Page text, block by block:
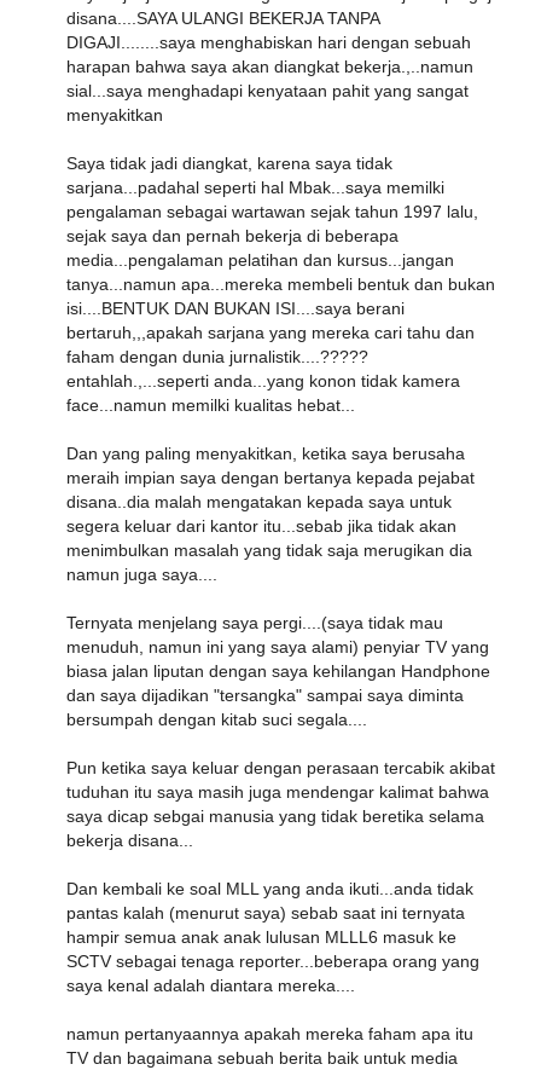
disana....SAYA ULANGI BEKERJA TANPA
DIGAJI........saya menghabiskan hari dengan sebuah
harapan bahwa saya akan diangkat bekerja.,..namun
sial...saya menghadapi kenyataan pahit yang sangat
menyakitkan
Saya tidak jadi diangkat, karena saya tidak
sarjana...padahal seperti hal Mbak...saya memilki
pengalaman sebagai wartawan sejak tahun 1997 lalu,
sejak saya dan pernah bekerja di beberapa
media...pengalaman pelatihan dan kursus...jangan
tanya...namun apa...mereka membeli bentuk dan bukan
isi....BENTUK DAN BUKAN ISI....saya berani
bertaruh,,,apakah sarjana yang mereka cari tahu dan
faham dengan dunia jurnalistik....?????
entahlah.,...seperti anda...yang konon tidak kamera
face...namun memilki kualitas hebat...
Dan yang paling menyakitkan, ketika saya berusaha
meraih impian saya dengan bertanya kepada pejabat
disana..dia malah mengatakan kepada saya untuk
segera keluar dari kantor itu...sebab jika tidak akan
menimbulkan masalah yang tidak saja merugikan dia
namun juga saya....
Ternyata menjelang saya pergi....(saya tidak mau
menuduh, namun ini yang saya alami) penyiar TV yang
biasa jalan liputan dengan saya kehilangan Handphone
dan saya dijadikan "tersangka" sampai saya diminta
bersumpah dengan kitab suci segala....
Pun ketika saya keluar dengan perasaan tercabik akibat
tuduhan itu saya masih juga mendengar kalimat bahwa
saya dicap sebgai manusia yang tidak beretika selama
bekerja disana...
Dan kembali ke soal MLL yang anda ikuti...anda tidak
pantas kalah (menurut saya) sebab saat ini ternyata
hampir semua anak anak lulusan MLLL6 masuk ke
SCTV sebagai tenaga reporter...beberapa orang yang
saya kenal adalah diantara mereka....
namun pertanyaannya apakah mereka faham apa itu
TV dan bagaimana sebuah berita baik untuk media